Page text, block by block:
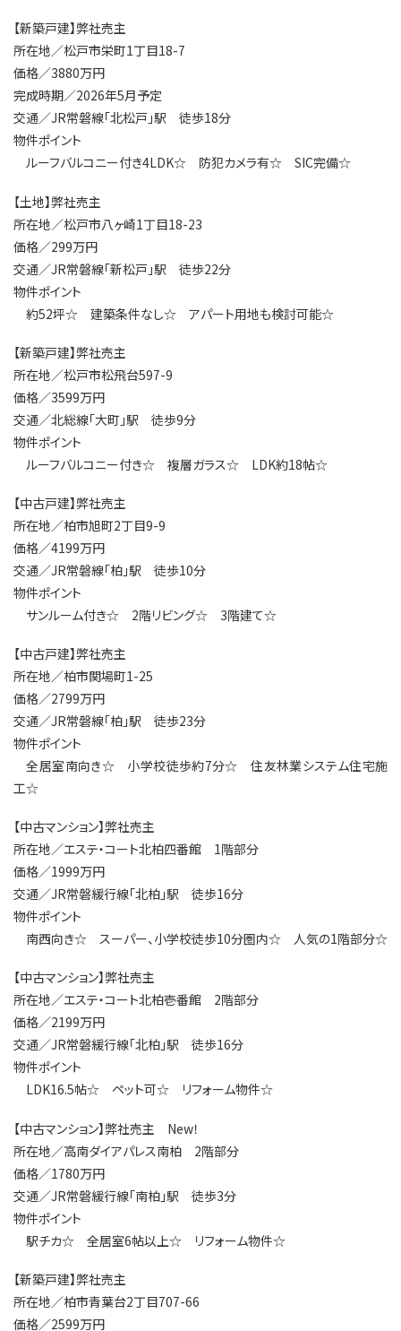
【新築戸建】弊社売主
所在地／松戸市栄町1丁目18-7
価格／3880万円
完成時期／2026年5月予定
交通／JR常磐線「北松戸」駅 徒歩18分
物件ポイント
ルーフバルコニー付き4LDK☆ 防犯カメラ有☆ SIC完備☆
【土地】弊社売主
所在地／松戸市八ヶ崎1丁目18-23
価格／299万円
交通／JR常磐線「新松戸」駅 徒歩22分
物件ポイント
約52坪☆ 建築条件なし☆ アパート用地も検討可能☆
【新築戸建】弊社売主
所在地／松戸市松飛台597-9
価格／3599万円
交通／北総線「大町」駅 徒歩9分
物件ポイント
ルーフバルコニー付き☆ 複層ガラス☆ LDK約18帖☆
【中古戸建】弊社売主
所在地／柏市旭町2丁目9-9
価格／4199万円
交通／JR常磐線「柏」駅 徒歩10分
物件ポイント
サンルーム付き☆ 2階リビング☆ 3階建て☆
【中古戸建】弊社売主
所在地／柏市関場町1-25
価格／2799万円
交通／JR常磐線「柏」駅 徒歩23分
物件ポイント
全居室南向き☆ 小学校徒歩約7分☆ 住友林業システム住宅施
工☆
【中古マンション】弊社売主
所在地／エステ・コート北柏四番館 1階部分
価格／1999万円
交通／JR常磐緩行線「北柏」駅 徒歩16分
物件ポイント
南西向き☆ スーパー、小学校徒歩10分圏内☆ 人気の1階部分☆
【中古マンション】弊社売主
所在地／エステ・コート北柏壱番館 2階部分
価格／2199万円
交通／JR常磐緩行線「北柏」駅 徒歩16分
物件ポイント
LDK16.5帖☆ ペット可☆ リフォーム物件☆
【中古マンション】弊社売主 New！
所在地／高南ダイアパレス南柏 2階部分
価格／1780万円
交通／JR常磐緩行線「南柏」駅 徒歩3分
物件ポイント
駅チカ☆ 全居室6帖以上☆ リフォーム物件☆
【新築戸建】弊社売主
所在地／柏市青葉台2丁目707-66
価格／2599万円